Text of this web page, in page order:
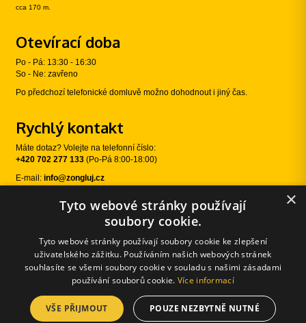
cca 170 m.
Otevírací doba
Po - Pá: 13:30 - 16:30
So - Ne: zavřeno
Po předchozí telefonické domluvě možno dohodnout i jiný čas.
Rychlý kontakt
Máte dotaz? Volejte na telefonní číslo:
+420 702 277 133 (Po-Pá 8:00-18:00)
E-mail: info@zongluj.cz
Sledujte nás
© 2026 Žongluj.cz |
E-shopové řešení od:
×
Tyto webové stránky používají
soubory cookie.
Tyto webové stránky používají soubory cookie ke zlepšení
uživatelského zážitku. Používáním našich webových stránek
souhlasíte se všemi soubory cookie v souladu s našimi zásadami
používání souborů cookie. Více informací
VŠE PŘIJMOUT POUZE NEZBYTNĚ NUTNÉ